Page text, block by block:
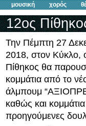
μουσική χορός
12ος
Την Πέμπτη 27
2018, στον Κύκλο,
Πίθηκος θα
κομμάτια από το
άλμπουμ
καθώς και
προηγούμενες